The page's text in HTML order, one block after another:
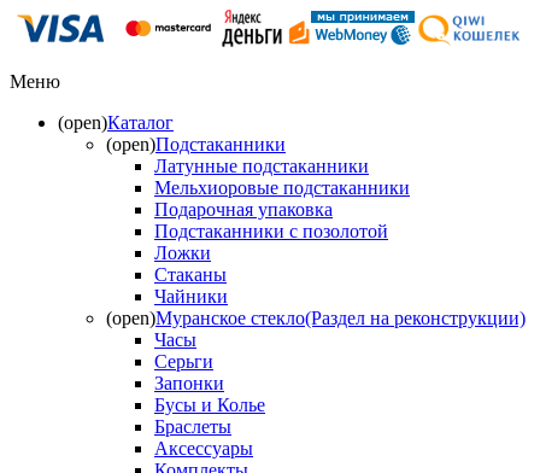
Меню
(open)Каталог
(open)Подстаканники
Латунные подстаканники
Мельхиоровые подстаканники
Подарочная упаковка
Подстаканники с позолотой
Ложки
Стаканы
Чайники
(open)Муранское стекло(Раздел на реконструкции)
Часы
Серьги
Запонки
Бусы и Колье
Браслеты
Аксессуары